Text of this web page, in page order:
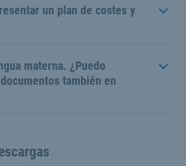
un plan de costes y
materna. ¿Puedo
también en